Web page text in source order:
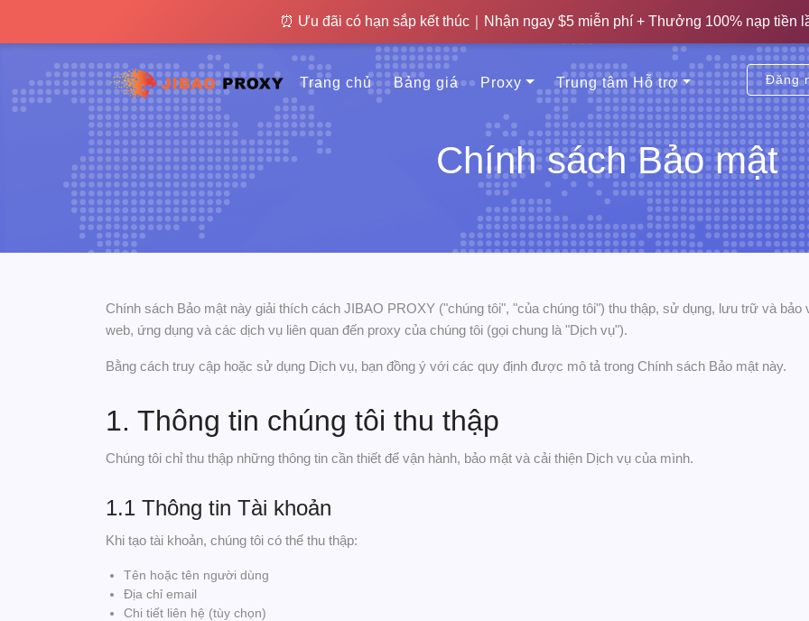
⏰ Ưu đãi có hạn sắp kết thúc｜Nhận ngay 500MB lưu lượng miễn phí + Thưởng 20%
⏰ Ưu đãi có hạn sắp kết thúc｜Nhận ngay $5 miễn phí + Thưởng 100% nạp tiền
Trang chủ Bảng giá Proxy Trung tâm Hỗ trợ Đăng
Chính sách Bảo mật
Chính sách Bảo mật này giải thích cách JIBAO PROXY ("chúng tôi", "của chúng tôi") thu thập, sử dụng, lưu trữ và
web, ứng dụng và các dịch vụ liên quan đến proxy của chúng tôi (gọi chung là "Dịch vụ").
Bằng cách truy cập hoặc sử dụng Dịch vụ, bạn đồng ý với các quy định được mô tả trong Chính sách Bảo mật này.
1. Thông tin chúng tôi thu thập
Chúng tôi chỉ thu thập những thông tin cần thiết để vận hành, bảo mật và cải thiện Dịch vụ của mình.
1.1 Thông tin Tài khoản
Khi tạo tài khoản, chúng tôi có thể thu thập:
Tên hoặc tên người dùng
Địa chỉ email
Chi tiết liên hệ (tùy chọn)